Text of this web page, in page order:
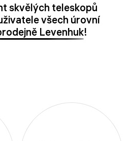
skvělých teleskopů
všech úrovní
Levenhuk!